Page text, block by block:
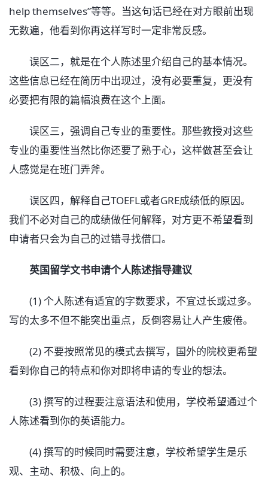
help themselves”等等。当这句话已经在对方眼前出现
无数遍，他看到你再这样写时一定非常反感。
误区二，就是在个人陈述里介绍自己的基本情况。
这些信息已经在简历中出现过，没有必要重复，更没有
必要把有限的篇幅浪费在这个上面。
误区三，强调自己专业的重要性。那些教授对这些
专业的重要性当然比你还要了熟于心，这样做甚至会让
人感觉是在班门弄斧。
误区四，解释自己TOEFL或者GRE成绩低的原因。
我们不必对自己的成绩做任何解释，对方更不希望看到
申请者只会为自己的过错寻找借口。
英国留学文书申请个人陈述指导建议
(1) 个人陈述有适宜的字数要求，不宜过长或过多。
写的太多不但不能突出重点，反倒容易让人产生疲倦。
(2) 不要按照常见的模式去撰写，国外的院校更希望
看到你自己的特点和你对即将申请的专业的想法。
(3) 撰写的过程要注意语法和使用，学校希望通过个
人陈述看到你的英语能力。
(4) 撰写的时候同时需要注意，学校希望学生是乐
观、主动、积极、向上的。